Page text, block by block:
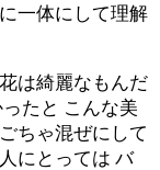
一体にして理解
は綺麗なもんだ
たと こんな美
ちゃ混ぜにして
にとっては バ